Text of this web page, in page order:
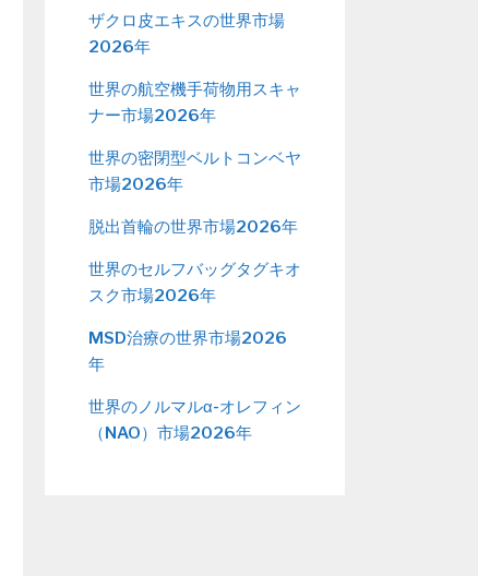
ザクロ皮エキスの世界市場
2026年
世界の航空機手荷物用スキャ
ナー市場2026年
世界の密閉型ベルトコンベヤ
市場2026年
脱出首輪の世界市場2026年
世界のセルフバッグタグキオ
スク市場2026年
MSD治療の世界市場2026
年
世界のノルマルα-オレフィン
（NAO）市場2026年